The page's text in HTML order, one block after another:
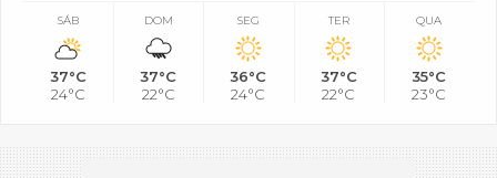
SÁB
37°C
24°C
DOM
37°C
22°C
SEG
36°C
24°C
TER
37°C
22°C
QUA
35°C
23°C